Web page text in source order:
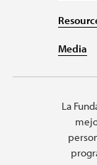
Media
La